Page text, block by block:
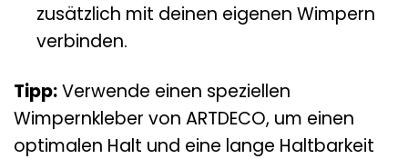
zusätzlich mit deinen eigenen Wimpern
verbinden.
Tipp:Verwende einen speziellen
Wimpernkleber von ARTDECO, um einen
optimalen Halt und eine lange Haltbarkeit